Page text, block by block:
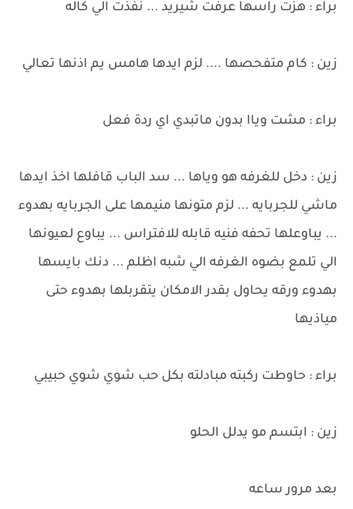
براء : هزت راسها عرفت شيريد ... نفذت الي كاله
زين : كام متفحصها .... لزم ايدها هامس يم اذنها تعالي
براء : مشت وياا بدون ماتبدي اي ردة فعل
زين : دخل للغرفه هو وياها ... سد الباب قافلها اخذ ايدها
ماشي للجربايه ... لزم متونها منيمها على الجربايه بهدوء
... يباوعلها تحفه فنيه قابله للافتراس ... يباوع لعيونها
الي تلمع بضوه الغرفه الي شبه اظلم ... دنك بايسها
بهدوء ورقه يحاول بقدر الامكان يتقربلها بهدوء حتى
مياذيها
براء : حاوطت ركبته مبادلته بكل حب شوي شوي حبيبي
زين : ابتسم مو يدلل الحلو
بعد مرور ساعه